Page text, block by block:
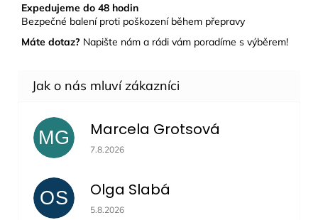
Expedujeme do 48 hodin
Bezpečné balení proti poškození během přepravy
Máte dotaz? Napište nám a rádi vám poradíme s výběrem!
MG Marcela Grotsová
Hodnocení obchodu je 5 z 5 hvězdiček.
7.8.2026
OS Olga Slabá
Hodnocení obchodu je 5 z 5 hvězdiček.
5.8.2026